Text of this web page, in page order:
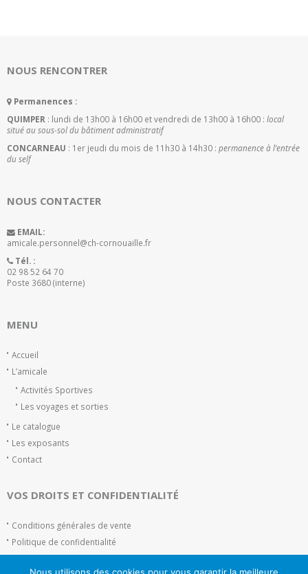
NOUS RENCONTRER
Permanences :
QUIMPER : lundi de 13h00 à 16h00 et vendredi de 13h00 à 16h00 : local
situé au sous-sol du bâtiment administratif
CONCARNEAU : 1er jeudi du mois de 11h30 à 14h30 : permanence à l’entrée
du self
NOUS CONTACTER
EMAIL:
amicale.personnel@ch-cornouaille.fr
Tél. :
02 98 52 64 70
Poste 3680 (interne)
MENU
Accueil
L’amicale
Activités Sportives
Les voyages et sorties
Le catalogue
Les exposants
Contact
VOS DROITS ET CONFIDENTIALITÉ
Conditions générales de vente
Politique de confidentialité
Plan du site